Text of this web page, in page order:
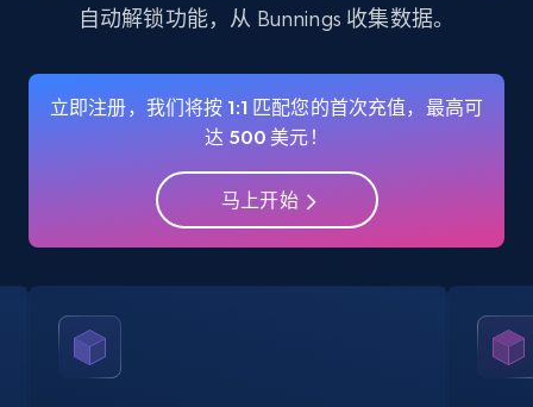
Instagram - Profiles - Collect profile
business account, Is professional account, Is
verified, and more.
3.5K+ 注册使用
Crunchbase companies information
Name, URL, ID, Cb rank, Region, About,
自动解锁功能，从 Bunnings 收集数据。
立即注册，我们将按 1:1 匹配您的首次充值，最高可
达 500 美元！
马上开始